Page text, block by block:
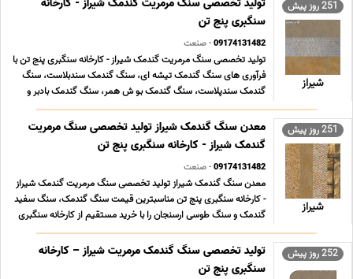
251 روز پیش
شیراز
سنگبری پنج تن
09174131482- صنعت
تولید تخصصی سنگ مرمریت گندمک شیراز - کارخانه سنگبری پنج تن با
فرآوری های سنگ گندمک تیشه ای، سنگ گندمک سندبلاست، سنگ
گندمک سندپلاست، سنگ گندمک بو ش همر، سنگ گندمک بادبر و
سنگ گندمک سابیده صیقلی طی پنج دهه تولید تخصصی سنگ
گندمک با مناسبترین قیمت سنگ گندمک در ایرانکارخانه سنگبری پنج
... ...
251 روز پیش
شیراز
معدن سنگ گندمک شیراز تولید تخصصی سنگ مرمریت
گندمک شیراز - کارخانه سنگبری پنج تن
09174131482- صنعت
معدن سنگ گندمک شیراز تولید تخصصی سنگ مرمریت گندمک شیراز
- کارخانه سنگبری پنج تن مناسبترین قیمت سنگ گندمک، سنگ سفید
گندمک و سنگ طوسی ارسنجان را با خرید مستقیم از کارخانه سنگبری
پنج تن بخواهید. تولید انبوه سنگ سنگ گندمک تیشه ای، سنگ
گندمک بوش همر، سنگ گندمک سابیده صیقلی، سنگ گندمک ... ...
252 روز پیش
تولید تخصصی سنگ گندمک مرمریت شیراز – کارخانه
سنگبری پنج تن